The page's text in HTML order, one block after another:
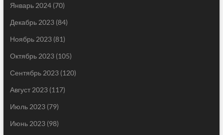
Январь 2024(70)
Декабрь 2023(84)
Ноябрь 2023(81)
Октябрь 2023(105)
Сентябрь 2023(120)
Август 2023(117)
Июль 2023(79)
Июнь 2023(98)